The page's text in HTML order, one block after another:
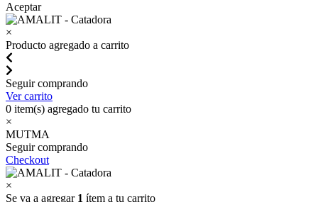
Aceptar
×
Producto agregado a carrito
Seguir comprando
Ver carrito
0 item(s) agregado tu carrito
×
MUTMA
Seguir comprando
Checkout
×
Se va a agregar 1 ítem a tu carrito